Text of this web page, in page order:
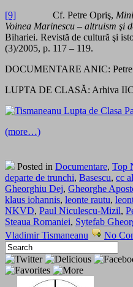
[9] Cf. Petre Opriş,
Voinea Marinescu – altruism şi
Bihariei. Revistă de cultură şi
(3)/2005, p. 117 – 119.
DOCUMENTARE ANIC:
LUPTA DE CLASĂ: Arhiva
(more…)
Posted in Documentare, Top
departe de trunchi, Basescu, cc
Gheorghiu Dej, Gheorghe
klaus iohannis, leonte rautu,
NKVD, Paul Niculescu-Mizil,
Steaua Romaniei, Sytefab
Vladimir Tismaneanu
No